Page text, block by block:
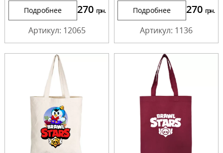
Подробнее 270 грн.
Артикул: 12065
Подробнее 270 грн.
Артикул: 1136